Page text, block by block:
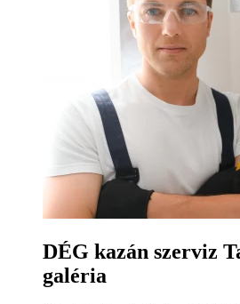
DÉG kazán szerviz
galéria